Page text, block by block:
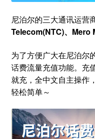
尼泊尔的三大通讯运营
Telecom(NTC)、Mero
为了方便广大在尼泊尔
话费流量充值功能。充
就充，全中文自主操作
轻松简单～